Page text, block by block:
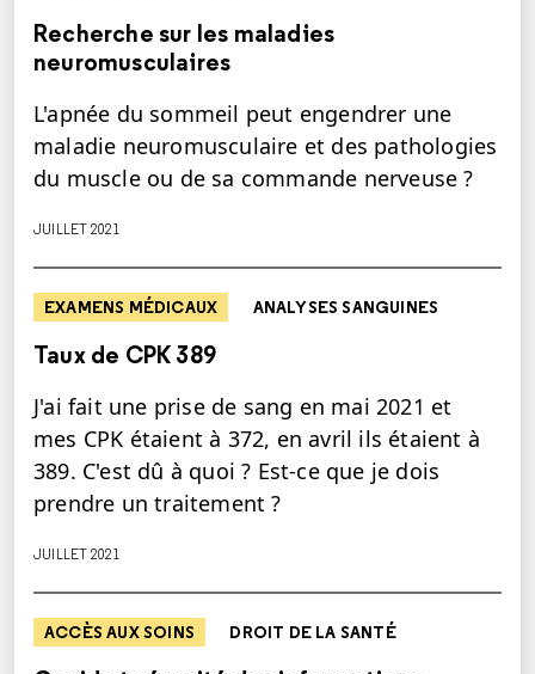
Recherche sur les maladies
neuromusculaires
L'apnée du sommeil peut engendrer une
maladie neuromusculaire et des pathologies
du muscle ou de sa commande nerveuse ?
JUILLET 2021
EXAMENS MÉDICAUX ANALYSES SANGUINES
Taux de CPK 389
J'ai fait une prise de sang en mai 2021 et
mes CPK étaient à 372, en avril ils étaient à
389. C'est dû à quoi ? Est-ce que je dois
prendre un traitement ?
JUILLET 2021
ACCÈS AUX SOINS DROIT DE LA SANTÉ